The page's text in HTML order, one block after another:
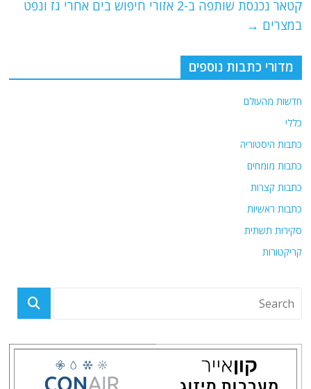
k
קטאר נכנסת שותפה ב-2 אזורי חיפוש בים אחרי גז ונפט
במצרים →
מדורי כתבות נוספים
חדשות מהעולם
כללי
כתבות היסטוריה
כתבות מומחים
כתבות קצרות
כתבות ראשיות
סקירות תשתית
קריקטורות